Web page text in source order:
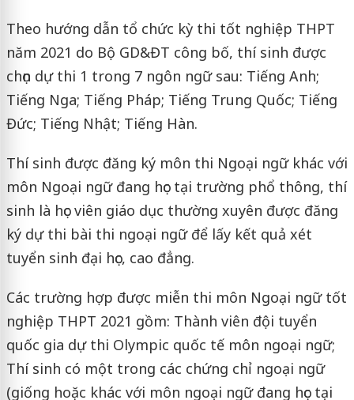
Theo hướng dẫn tổ chức kỳ thi tốt nghiệp THPT
năm 2021 do Bộ GD&ĐT công bố, thí sinh được
chọn dự thi 1 trong 7 ngôn ngữ sau: Tiếng Anh;
Tiếng Nga; Tiếng Pháp; Tiếng Trung Quốc; Tiếng
Đức; Tiếng Nhật; Tiếng Hàn.
Thí sinh được đăng ký môn thi Ngoại ngữ khác với
môn Ngoại ngữ đang học tại trường phổ thông, thí
sinh là học viên giáo dục thường xuyên được đăng
ký dự thi bài thi ngoại ngữ để lấy kết quả xét
tuyển sinh đại học, cao đẳng.
Các trường hợp được miễn thi môn Ngoại ngữ tốt
nghiệp THPT 2021 gồm: Thành viên đội tuyển
quốc gia dự thi Olympic quốc tế môn ngoại ngữ;
Thí sinh có một trong các chứng chỉ ngoại ngữ
(giống hoặc khác với môn ngoại ngữ đang học tại